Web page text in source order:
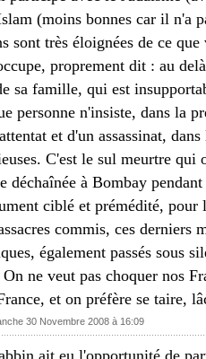
(moins bonnes car il n'a
sont très éloignées de ce
proprement dit : au
sa famille, qui est
personne n'insiste, dans la
et d'un assassinat,
C'est le sul meurtre qui
déchaînée à Bombay
ciblé et prémédité, pour
commis, ces derniers
également passés sous
ne veut pas choquer nos
et on préfère se taire,
30 Novembre 2008 à 16:09
ait eu l'opportunité de